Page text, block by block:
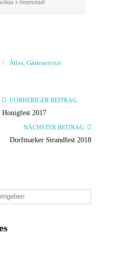
Innenstadt
/ Alles, Gästeservice
VORHERIGER BEITRAG
Honigfest 2017
NÄCHSTER BEITRAG
Dorfmarker Strandfest 2018